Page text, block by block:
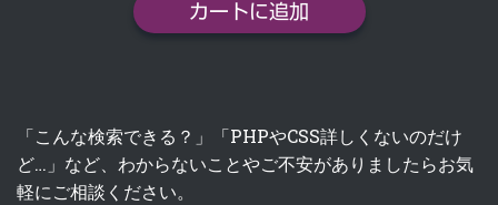
カートに追加
「こんな検索できる？」「PHPやCSS詳しくないのだけ
ど…」など、わからないことやご不安がありましたらお気
軽にご相談ください。